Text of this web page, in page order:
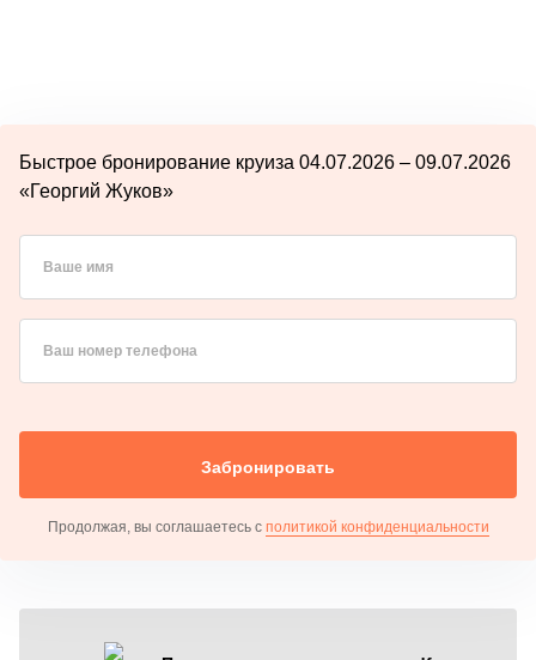
Быстрое бронирование круиза 04.07.2026 – 09.07.2026
«Георгий Жуков»
Ваше имя
Ваш номер телефона
Забронировать
Продолжая, вы соглашаетесь с политикой конфиденциальности